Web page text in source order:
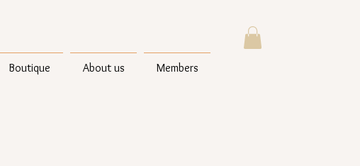
Boutique About us Members